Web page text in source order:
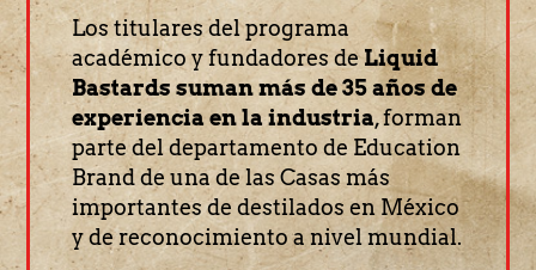
Los titulares del programa
académico y fundadores deLiquid
Bastards suman más de 35 años de
experiencia en la industria, forman
parte del departamento de Education
Brand de una de las Casas más
importantes de destilados en México
y de reconocimiento a nivel mundial.